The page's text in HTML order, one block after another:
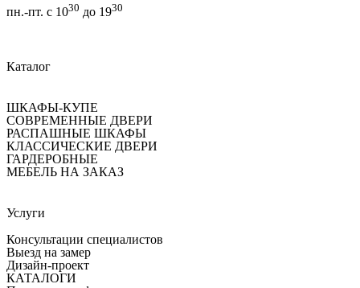
пн.-пт. с 1030 до 1930
Каталог
ШКАФЫ-КУПЕ
СОВРЕМЕННЫЕ ДВЕРИ
РАСПАШНЫЕ ШКАФЫ
КЛАССИЧЕСКИЕ ДВЕРИ
ГАРДЕРОБНЫЕ
МЕБЕЛЬ НА ЗАКАЗ
Услуги
Консультации специалистов
Выезд на замер
Дизайн-проект
КАТАЛОГИ